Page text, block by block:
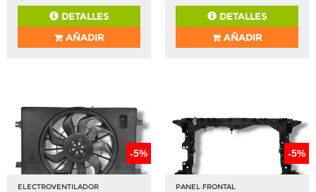
DETALLES
AÑADIR
DETALLES
AÑADIR
-5%
ELECTROVENTILADOR
-5%
PANEL FRONTAL